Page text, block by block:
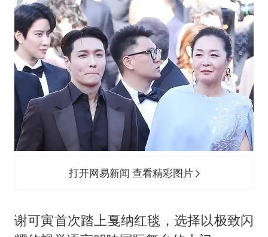
打开网易新闻 查看精彩图片
谢可寅首次踏上戛纳红毯，选择以极致闪